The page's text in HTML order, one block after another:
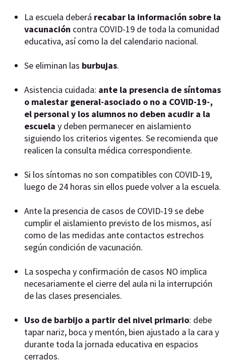
La escuela deberá recabar la información sobre la
vacunación contra COVID-19 de toda la comunidad
educativa, así como la del calendario nacional.
Se eliminan las burbujas.
Asistencia cuidada: ante la presencia de síntomas
o malestar general-asociado o no a COVID-19-,
el personal y los alumnos no deben acudir a la
escuela y deben permanecer en aislamiento
siguiendo los criterios vigentes. Se recomienda que
realicen la consulta médica correspondiente.
Si los síntomas no son compatibles con COVID-19,
luego de 24 horas sin ellos puede volver a la escuela.
Ante la presencia de casos de COVID-19 se debe
cumplir el aislamiento previsto de los mismos, así
como de las medidas ante contactos estrechos
según condición de vacunación.
La sospecha y confirmación de casos NO implica
necesariamente el cierre del aula ni la interrupción
de las clases presenciales.
Uso de barbijo a partir del nivel primario: debe
tapar nariz, boca y mentón, bien ajustado a la cara y
durante toda la jornada educativa en espacios
cerrados.